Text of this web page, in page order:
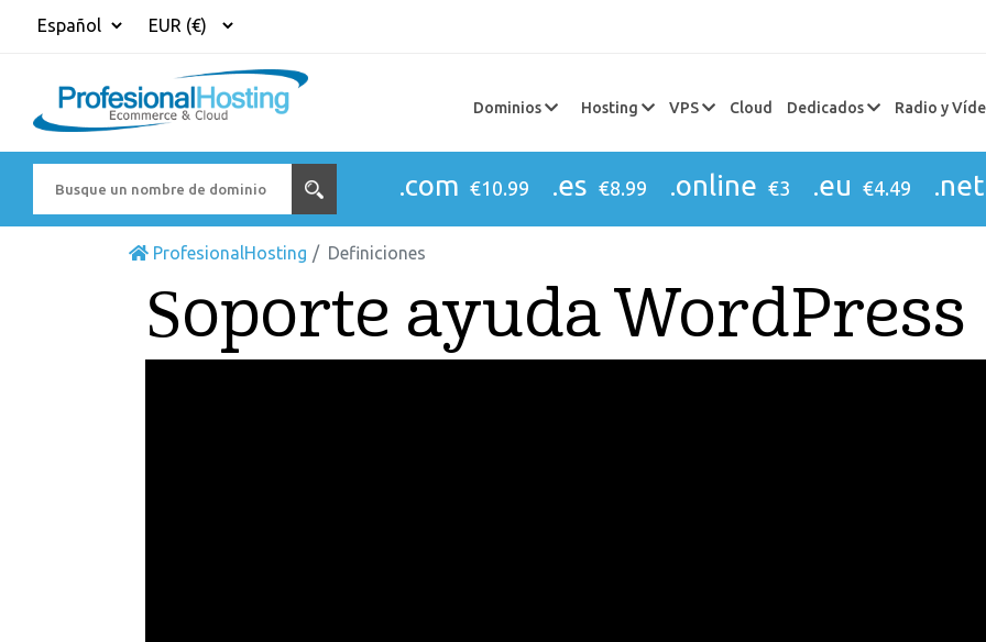
Dominios Hosting VPS Cloud Dedicados Radio y
.com €10.99 .es €8.99 .online €3 .eu €4.49 .net
ProfesionalHosting Definiciones
Soporte ayuda WordPress